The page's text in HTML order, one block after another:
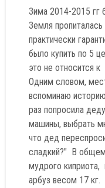
Зима 2014-2015 гг
Земля
практически
было купить по 5
это не относится к
Одним словом,
вспоминаю
раз попросила
машины, выбрать
что дед
сладкий?" В
мудрого киприота,
арбуз весом 17 кг.